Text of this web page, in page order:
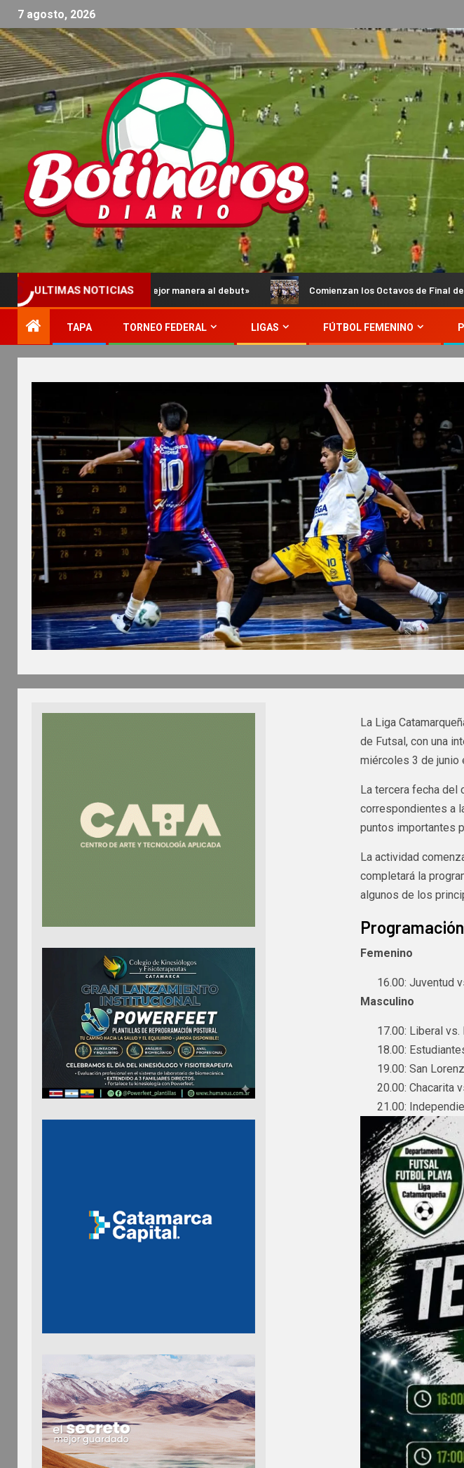
7 agosto, 2026
ULTIMAS NOTICIAS
de la mejor manera al debut» Comienzan los Octavos de Final del Anual de Infantiles e
TAPA TORNEO FEDERAL LIGAS FÚTBOL FEMENINO
La Liga
de Futsal, con una
miércoles 3 de junio
La tercera fecha del
correspondientes a
puntos importantes
La actividad
completará la
algunos de los
Femenino
16.00: Juventud
Masculino
17.00: Liberal
18.00:
19.00: San
20.00: Chacarita
21.00: